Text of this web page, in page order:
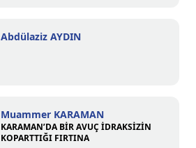
Abdülaziz AYDIN
Muammer KARAMAN
KARAMAN’DA BİR AVUÇ İDRAKSİZİN
KOPARTTIĞI FIRTINA